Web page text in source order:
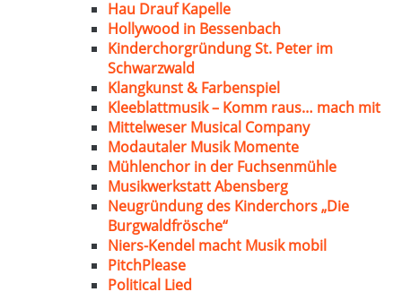
Hau Drauf Kapelle
Hollywood in Bessenbach
Kinderchorgründung St. Peter im
Schwarzwald
Klangkunst & Farbenspiel
Kleeblattmusik – Komm raus… mach mit
Mittelweser Musical Company
Modautaler Musik Momente
Mühlenchor in der Fuchsenmühle
Musikwerkstatt Abensberg
Neugründung des Kinderchors „Die
Burgwaldfrösche“
Niers-Kendel macht Musik mobil
PitchPlease
Political Lied